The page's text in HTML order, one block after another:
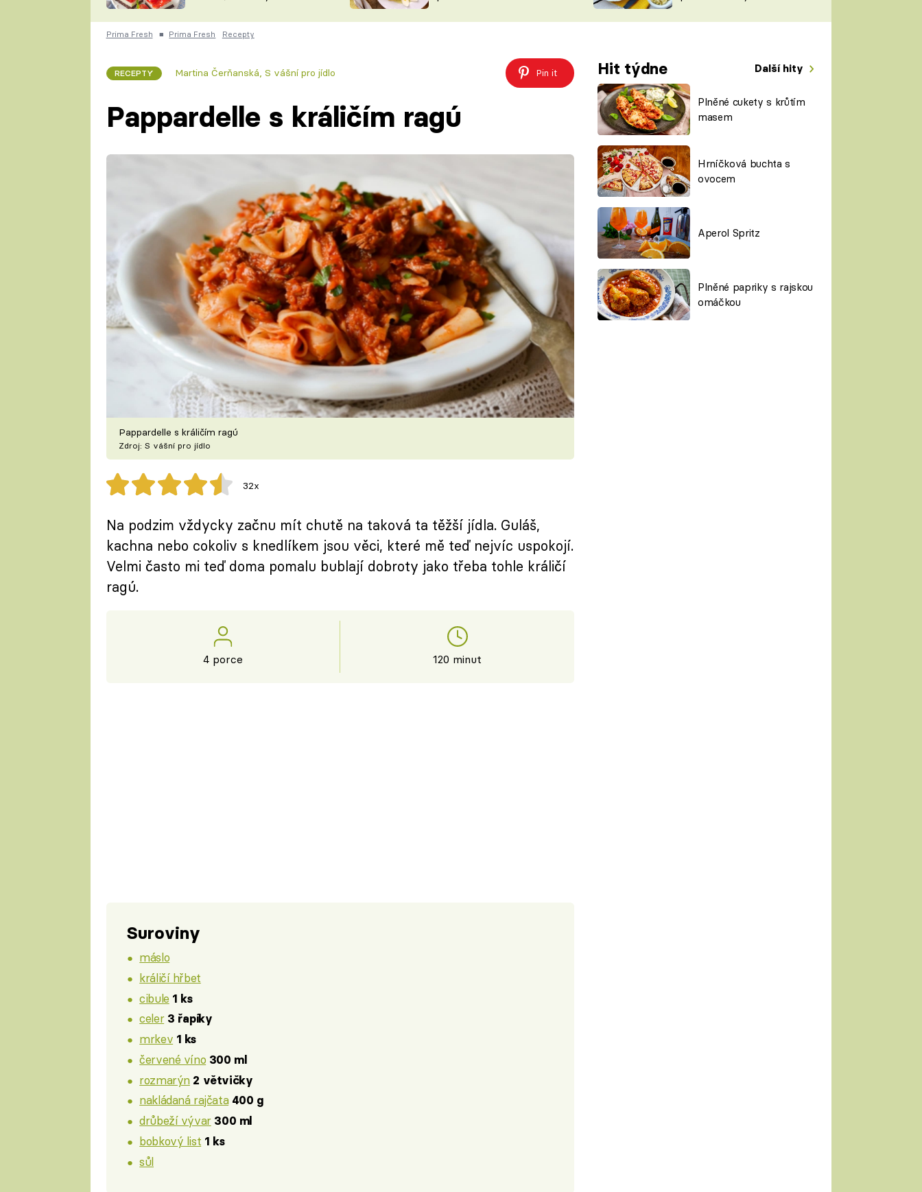
ČESKO NA TALÍŘI
KUCHAŘKA
VYCHYTÁVKY
ŠÉFREDAKTORKY
ČASOPIS
Prima Fresh ■ Prima Fresh Recepty
RECEPTY Martina Čerňanská S vášní pro jídlo Pin it Hit týdne Další hity
Plněné cukety s krůtím
masem
Hrníčková buchta s
ovocem
Aperol Spritz
Plněné papriky s rajskou
omáčkou
Pappardelle s králičím ragú
Pappardelle s králičím ragú
Zdroj: S vášní pro jídlo
32x
Na podzim vždycky začnu mít chutě na taková ta těžší jídla. Guláš,
kachna nebo cokoliv s knedlíkem jsou věci, které mě teď nejvíc uspokojí.
Velmi často mi teď doma pomalu bublají dobroty jako třeba tohle králičí
ragú.
4 porce 120 minut
Suroviny
máslo
králičí hřbet
cibule 1 ks
celer 3 řapíky
mrkev 1 ks
červené víno 300 ml
rozmarýn 2 větvičky
nakládaná rajčata 400 g
drůbeží vývar 300 ml
bobkový list 1 ks
sůl